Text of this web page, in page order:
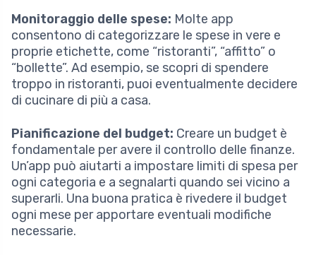
Monitoraggio delle spese: Molte app
consentono di categorizzare le spese in vere e
proprie etichette, come “ristoranti”, “affitto” o
“bollette”. Ad esempio, se scopri di spendere
troppo in ristoranti, puoi eventualmente decidere
di cucinare di più a casa.
Pianificazione del budget: Creare un budget è
fondamentale per avere il controllo delle finanze.
Un’app può aiutarti a impostare limiti di spesa per
ogni categoria e a segnalarti quando sei vicino a
superarli. Una buona pratica è rivedere il budget
ogni mese per apportare eventuali modifiche
necessarie.